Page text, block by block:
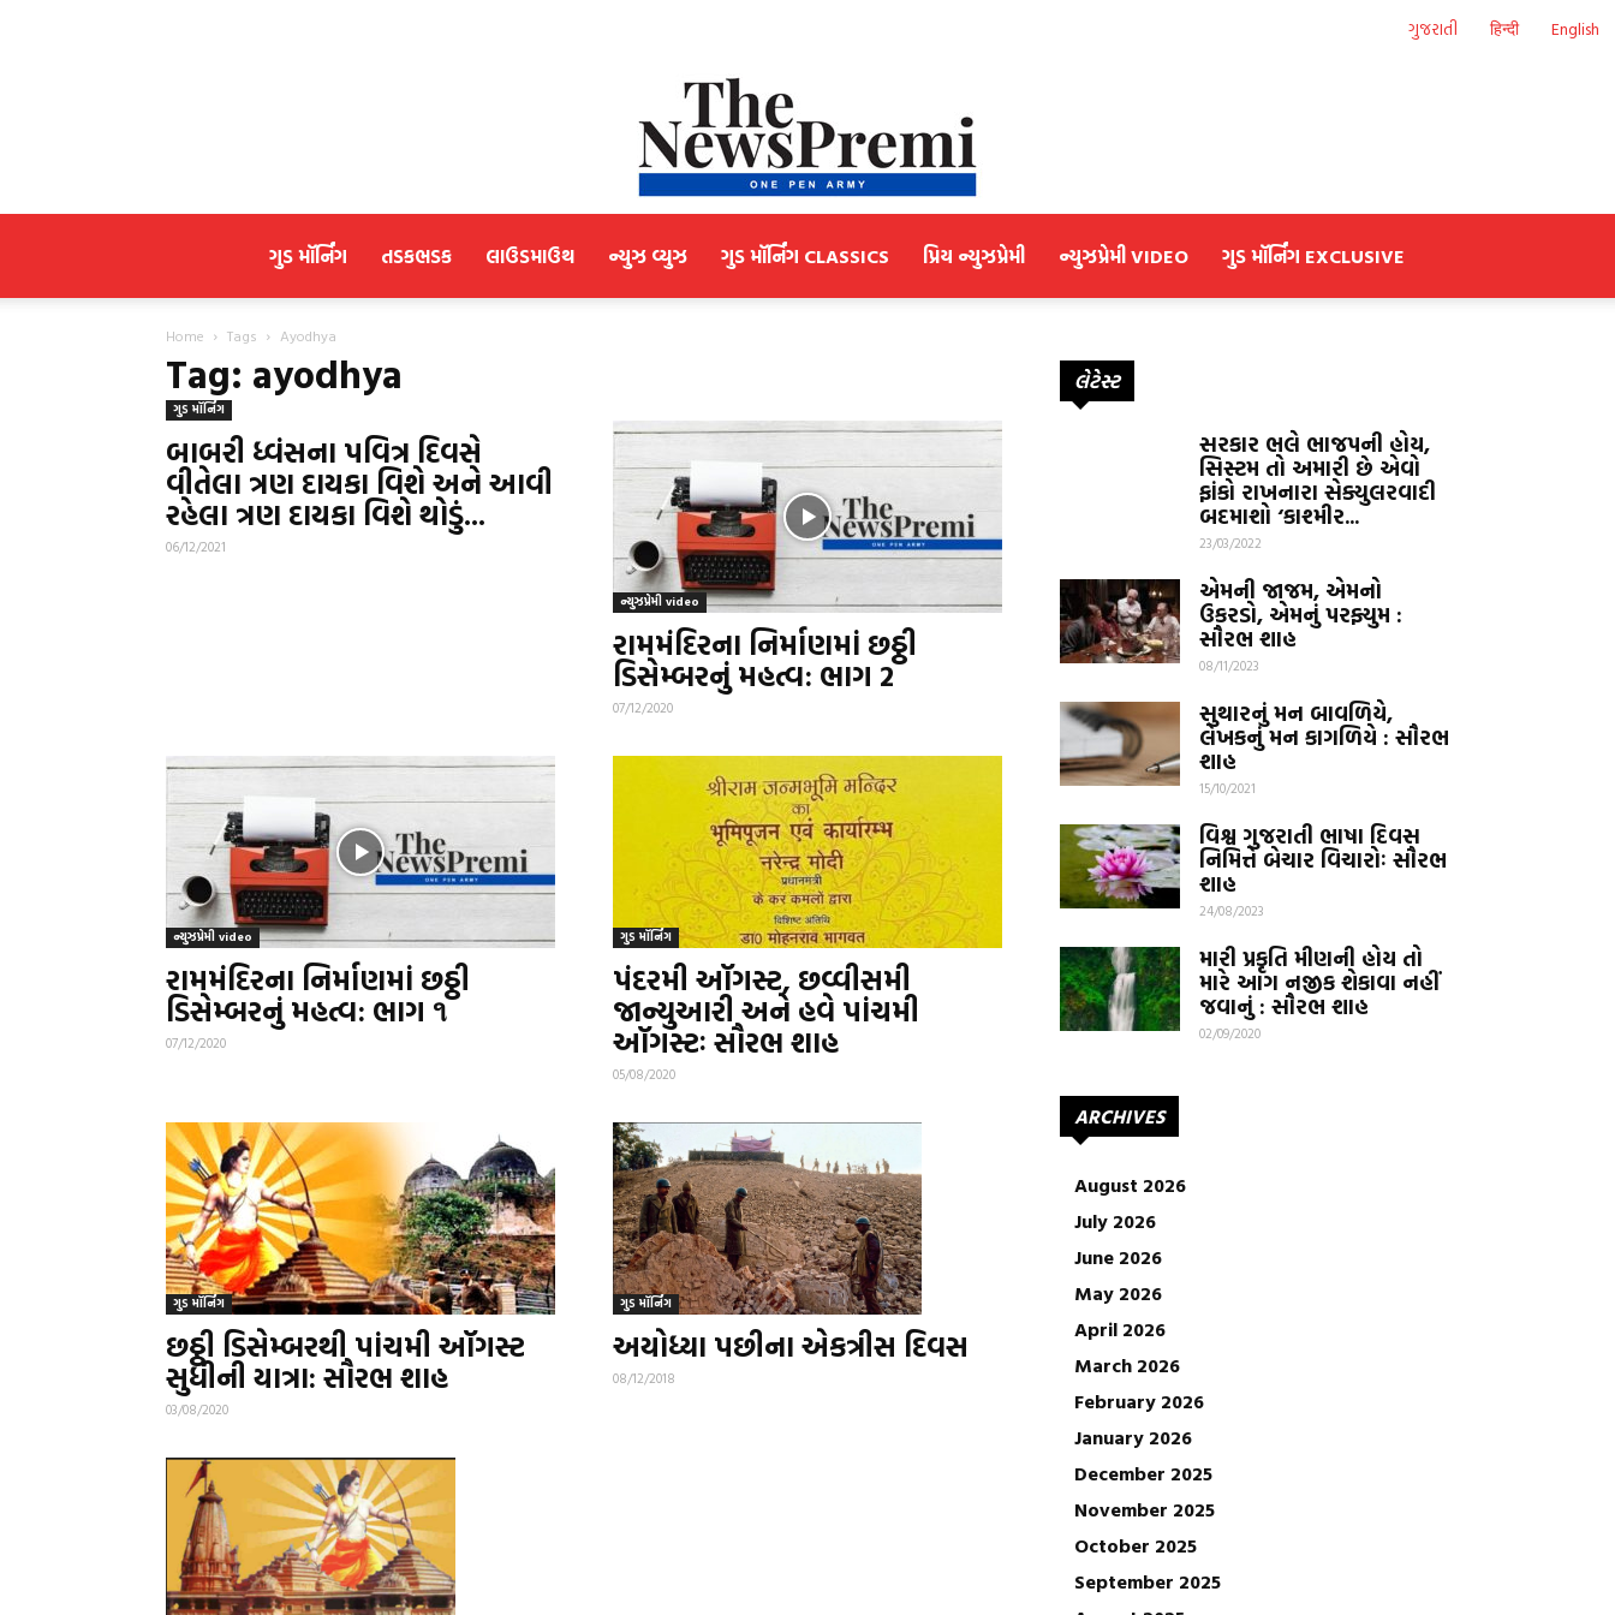
ગુજરાતી हिन्दी English
Gujarati
ગુડ મૉર્નિંગ તડકભડક લાઉડમાઉથ ન્યુઝ વ્યુઝ ગુડ મૉર્નિંગ CLASSICS પ્રિય ન્યુઝપ્રેમી ન્યુઝપ્રેમી VIDEO ગુડ મૉર્નિંગ EXCLUSIVE
Home Tags Ayodhya
Tag: ayodhya
ગુડ મૉર્નિંગ
બાબરી ધ્વંસના પવિત્ર દિવસે
વીતેલા ત્રણ દાયકા વિશે અને આવી
રહેલા ત્રણ દાયકા વિશે થોડું...
06/12/2021
ન્યુઝપ્રેમી video
રામમંદિરના નિર્માણમાં છઠ્ઠી
ડિસેમ્બરનું મહત્વ: ભાગ 2
07/12/2020
ન્યુઝપ્રેમી video
રામમંદિરના નિર્માણમાં છઠ્ઠી
ડિસેમ્બરનું મહત્વ: ભાગ ૧
07/12/2020
ગુડ મૉર્નિંગ
પંદરમી ઑગસ્ટ, છવ્વીસમી
જાન્યુઆરી અને હવે પાંચમી
ઑગસ્ટઃ સૌરભ શાહ
05/08/2020
ગુડ મૉર્નિંગ
છઠ્ઠી ડિસેમ્બરથી પાંચમી ઑગસ્ટ
સુધીની યાત્રા: સૌરભ શાહ
03/08/2020
ગુડ મૉર્નિંગ
અયોધ્યા પછીના એકત્રીસ દિવસ
08/12/2018
લેટેસ્ટ
સરકાર ભલે ભાજપની હોય,
સિસ્ટમ તો અમારી છે એવો
ફાંકો રાખનારા સેક્યુલરવાદી
બદમાશો ‘કાશ્મીર...
23/03/2022
એમની જાજમ, એમનો
ઉકરડો, એમનું પરફ્યુમ :
સૌરભ શાહ
08/11/2023
સુથારનું મન બાવળિયે,
લેખકનું મન કાગળિયે : સૌરભ
શાહ
15/10/2021
વિશ્વ ગુજરાતી ભાષા દિવસ
નિમિત્તે બેચાર વિચારોઃ સૌરભ
શાહ
24/08/2023
મારી પ્રકૃતિ મીણની હોય તો
મારે આગ નજીક શેકાવા નહીં
જવાનું : સૌરભ શાહ
02/09/2020
ARCHIVES
August 2026
July 2026
June 2026
May 2026
April 2026
March 2026
February 2026
January 2026
December 2025
November 2025
October 2025
September 2025